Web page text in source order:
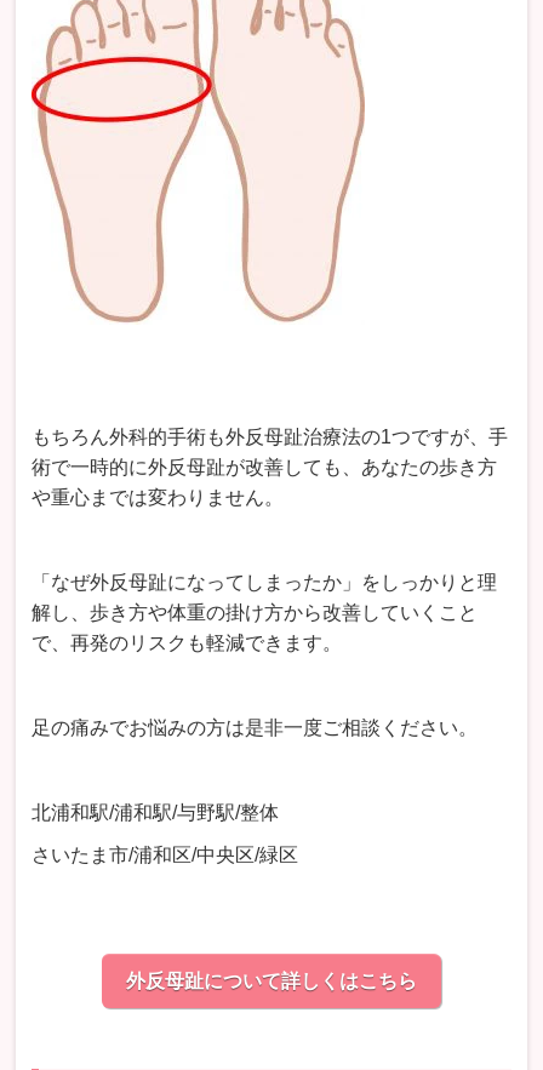
もちろん外科的手術も外反母趾治療法の1つですが、手
術で一時的に外反母趾が改善しても、あなたの歩き方
や重心までは変わりません。
「なぜ外反母趾になってしまったか」をしっかりと理
解し、歩き方や体重の掛け方から改善していくこと
で、再発のリスクも軽減できます。
足の痛みでお悩みの方は是非一度ご相談ください。
北浦和駅/浦和駅/与野駅/整体
さいたま市/浦和区/中央区/緑区
外反母趾について詳しくはこちら